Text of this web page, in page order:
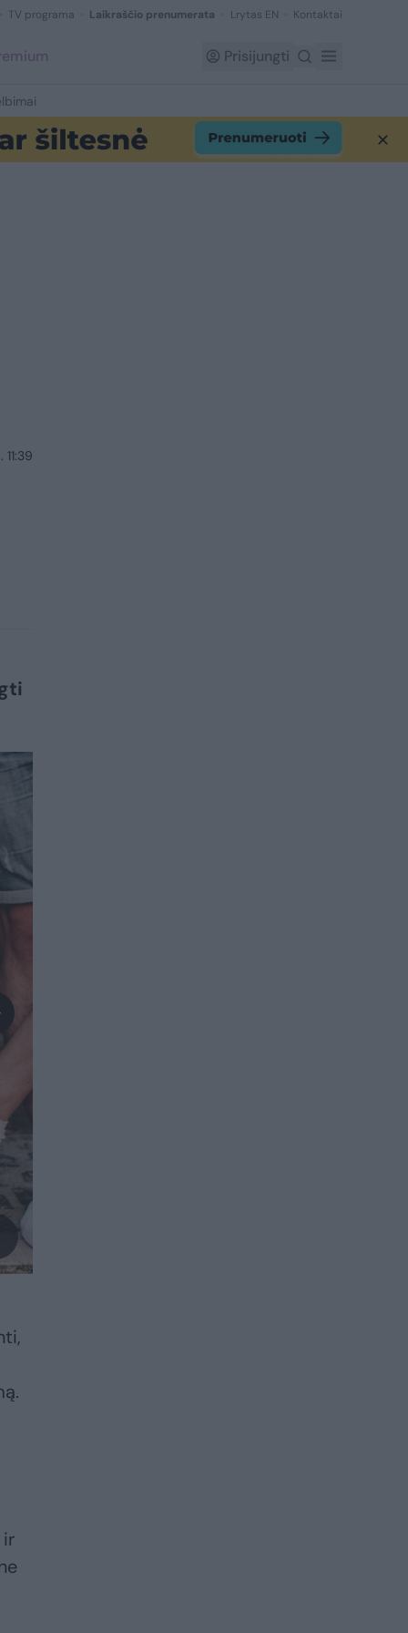
TV programa Laikraščio prenumerata Lrytas EN Kontaktai
Prisijungti
ir